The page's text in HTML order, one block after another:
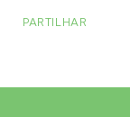
PARTILHAR